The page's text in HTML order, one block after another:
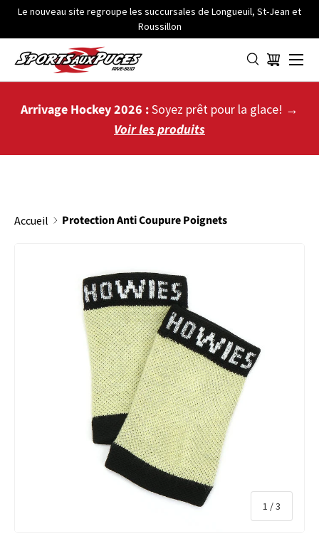
ALLER AU CONTENU
Le nouveau site regroupe les succursales de Longueuil, St-Jean et
Roussillon
Panier
Menu
Arrivage Hockey 2026 :Soyez prêt pour la glace! →
Voir les produits
Accueil Protection Anti Coupure Poignets
PASSER AUX INFORMATIONS PRODUITS
1 /de
3